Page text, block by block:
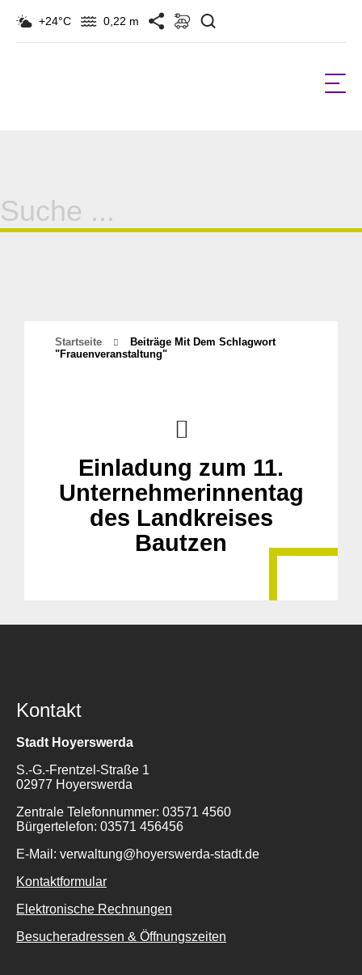
+24°C 0,22 m
Suche
für:
Startseite
Beiträge Mit Dem Schlagwort
"Frauenveranstaltung"
Einladung zum 11.
Unternehmerinnentag
des Landkreises
Bautzen
Kontakt
Stadt Hoyerswerda
S.-G.-Frentzel-Straße 1
02977 Hoyerswerda
Zentrale Telefonnummer: 03571 4560
Bürgertelefon: 03571 456456
E-Mail: verwaltung@hoyerswerda-stadt.de
Kontaktformular
Elektronische Rechnungen
Besucheradressen & Öffnungszeiten